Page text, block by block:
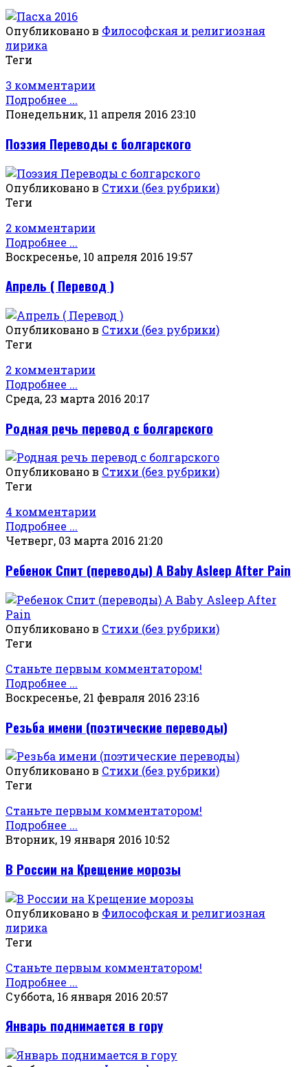
Опубликовано в Философская и религиозная
лирика
Теги
3 комментарии
Подробнее ...
Понедельник, 11 апреля 2016 23:10
Поэзия Переводы с болгарского
Опубликовано в Стихи (без рубрики)
Теги
2 комментарии
Подробнее ...
Воскресенье, 10 апреля 2016 19:57
Апрель ( Перевод )
Опубликовано в Стихи (без рубрики)
Теги
2 комментарии
Подробнее ...
Среда, 23 марта 2016 20:17
Родная речь перевод с болгарского
Опубликовано в Стихи (без рубрики)
Теги
4 комментарии
Подробнее ...
Четверг, 03 марта 2016 21:20
Ребенок Спит (переводы) A Baby Asleep After Pain
Опубликовано в Стихи (без рубрики)
Теги
Станьте первым комментатором!
Подробнее ...
Воскресенье, 21 февраля 2016 23:16
Резьба имени (поэтические переводы)
Опубликовано в Стихи (без рубрики)
Теги
Станьте первым комментатором!
Подробнее ...
Вторник, 19 января 2016 10:52
В России на Крещение морозы
Опубликовано в Философская и религиозная
лирика
Теги
Станьте первым комментатором!
Подробнее ...
Суббота, 16 января 2016 20:57
Январь поднимается в гору